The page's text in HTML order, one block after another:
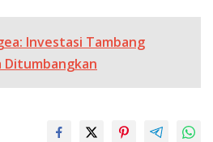
Investasi Tambang
Ditumbangkan